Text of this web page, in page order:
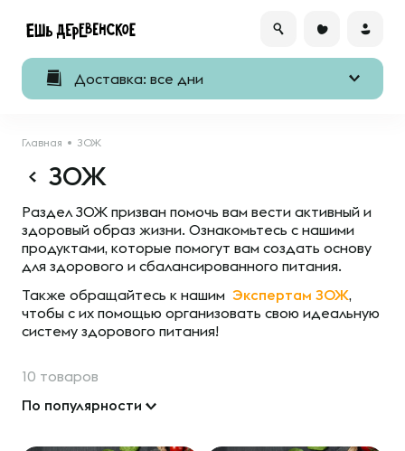
Доставка: все дни
Главная ЗОЖ
ЗОЖ
Раздел ЗОЖ призван помочь вам вести активный и
здоровый образ жизни. Ознакомьтесь с нашими
продуктами, которые помогут вам создать основу
для здорового и сбалансированного питания.
Также обращайтесь к нашим Экспертам ЗОЖ,
чтобы с их помощью организовать свою идеальную
систему здорового питания!
10 товаров
По популярности